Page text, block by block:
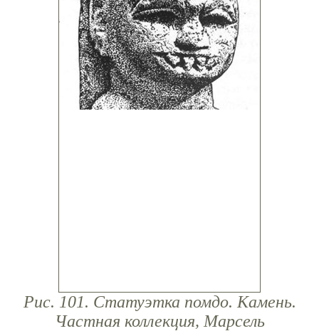
Рис. 101. Статуэтка помдо. Камень.
Частная коллекция, Марсель